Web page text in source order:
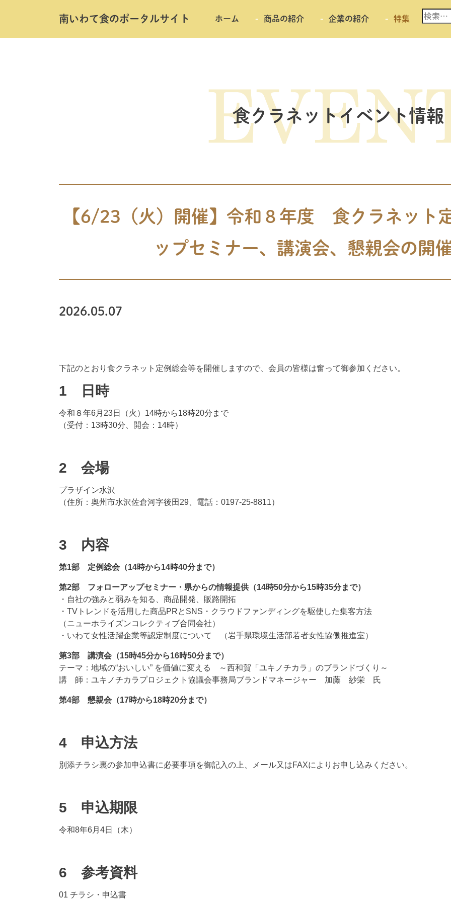
南いわて⾷のポータルサイト ホーム 商品の紹介 企業の紹介 特集
検
索:
食クラネットイベント情報
【6/23（火）開催】令和８年度 食クラネット
ップセミナー、講演会、懇親会の開
2026.05.07
下記のとおり食クラネット定例総会等を開催しますので、会員の皆様は奮って御参加ください。
1 日時
令和８年6月23日（火）14時から18時20分まで
（受付：13時30分、開会：14時）
2 会場
プラザイン水沢
（住所：奥州市水沢佐倉河字後田29、電話：0197-25-8811）
3 内容
第1部 定例総会（14時から14時40分まで）
第2部 フォローアップセミナー・県からの情報提供（14時50分から15時35分まで）
・自社の強みと弱みを知る、商品開発、販路開拓
・TVトレンドを活用した商品PRとSNS・クラウドファンディングを駆使した集客方法
（ニューホライズンコレクティブ合同会社）
・いわて女性活躍企業等認定制度について （岩手県環境生活部若者女性協働推進室）
第3部 講演会（15時45分から16時50分まで）
テーマ：地域の“おいしい” を価値に変える ～西和賀「ユキノチカラ」のブランドづくり～
講 師：ユキノチカラプロジェクト協議会事務局ブランドマネージャー 加藤 紗栄 氏
第4部 懇親会（17時から18時20分まで）
4 申込方法
別添チラシ裏の参加申込書に必要事項を御記入の上、メール又はFAXによりお申し込みください。
5 申込期限
令和8年6月4日（木）
6 参考資料
01 チラシ・申込書